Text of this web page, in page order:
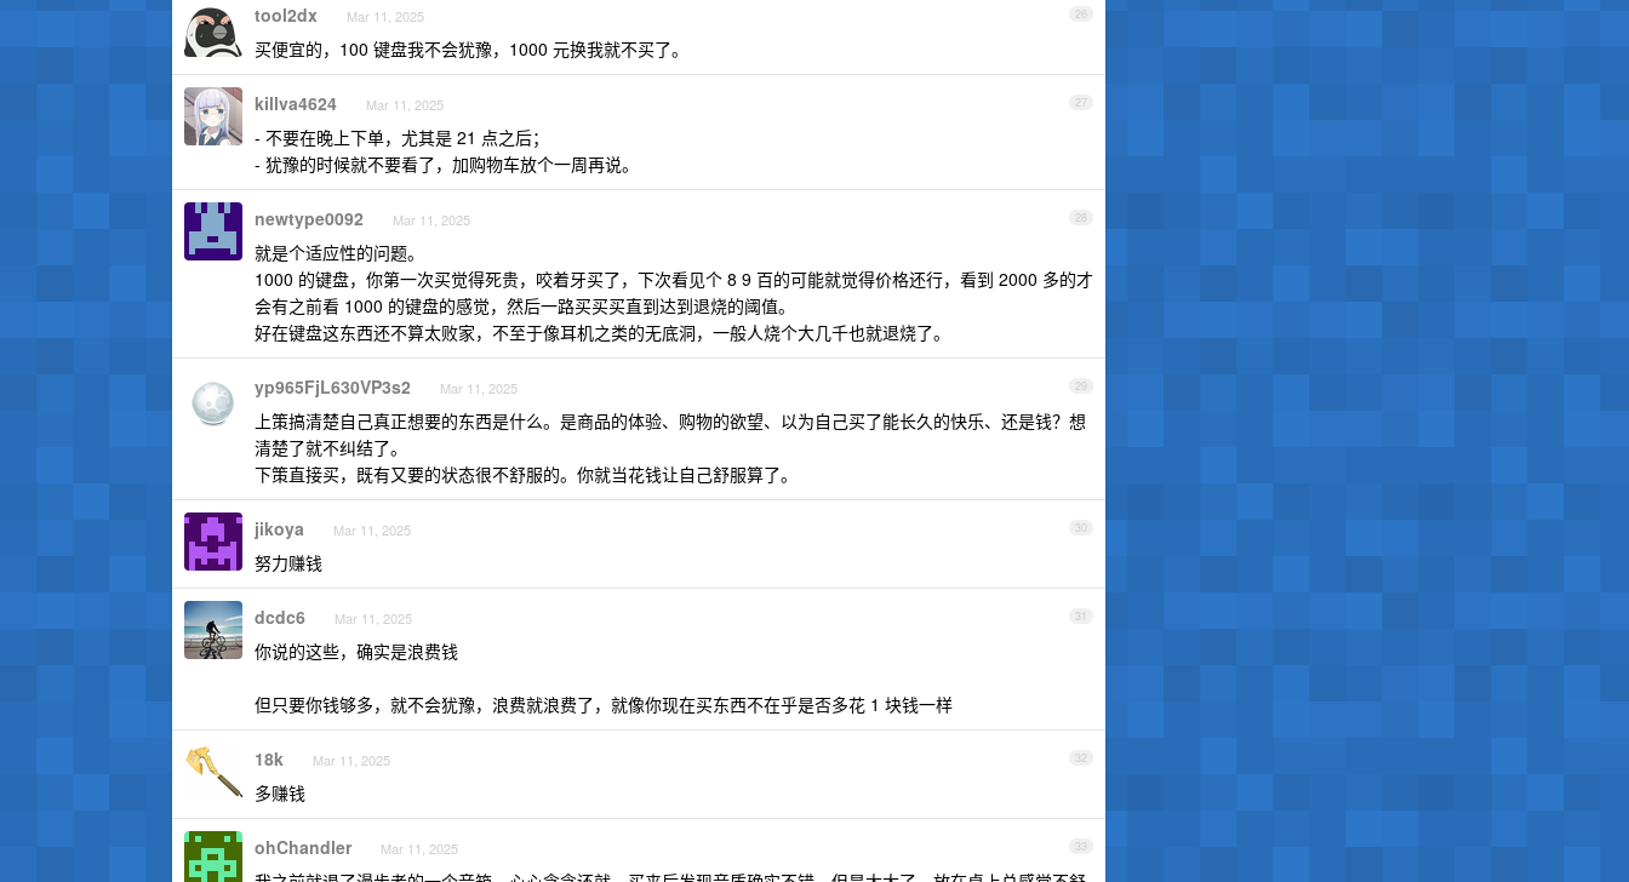
26
tool2dx Mar 11, 2025
买便宜的，100 键盘我不会犹豫，1000 元换我就不买了。
27
killva4624 Mar 11, 2025
- 不要在晚上下单，尤其是 21 点之后；
- 犹豫的时候就不要看了，加购物车放个一周再说。
28
newtype0092 Mar 11, 2025
就是个适应性的问题。
1000 的键盘，你第一次买觉得死贵，咬着牙买了，下次看见个 8 9 百的可能就觉得价格还行，看到 2000 多的才
会有之前看 1000 的键盘的感觉，然后一路买买买直到达到退烧的阈值。
好在键盘这东西还不算太败家，不至于像耳机之类的无底洞，一般人烧个大几千也就退烧了。
29
yp965FjL630VP3s2 Mar 11, 2025
上策搞清楚自己真正想要的东西是什么。是商品的体验、购物的欲望、以为自己买了能长久的快乐、还是钱？想
清楚了就不纠结了。
下策直接买，既有又要的状态很不舒服的。你就当花钱让自己舒服算了。
30
jikoya Mar 11, 2025
努力赚钱
31
dcdc6 Mar 11, 2025
你说的这些，确实是浪费钱
但只要你钱够多，就不会犹豫，浪费就浪费了，就像你现在买东西不在乎是否多花 1 块钱一样
32
18k Mar 11, 2025
多赚钱
33
ohChandler Mar 11, 2025